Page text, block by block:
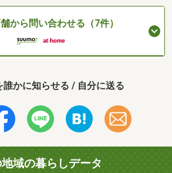
から問い合わせる（7件）
誰かに知らせる / 自分に送る
域の暮らしデータ